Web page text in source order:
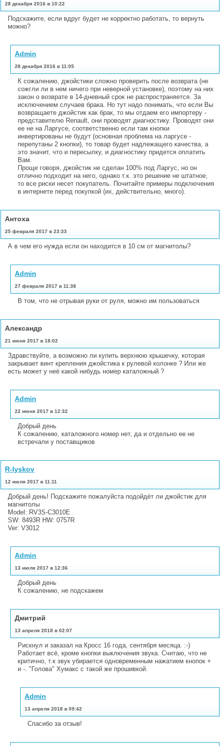
28 декабря 2016 в 10:22
Подскажите, если вдруг будет не корректно работать, то вернуть
можно?
Admin
28 декабря 2016 в 11:05
К сожалению, джойстики сложно проверить после возврата (не
сожгли ли в нем ничего при неверной установке), поэтому на них
закон о возврате в 14-дневный срок не распространяется. За
исключением случаев брака. Но тут надо понимать, что если Вы
возвращаете джойстик как брак, то мы отдаем его импортеру -
представителю Renault, они проводят диагностику. Проводят они
ее не на Ларгусе, соответственно если там кнопки
инвертированы не будут (основная проблема на ларгусе -
перепутаны 2 кнопки), то товар будет надлежащего качества, а
это значит, что и пересылку, и диагностику придется оплатить
Вам.
Проще говоря, джойстик не сделан 100% под Ларгус, но он
отлично подходит на него, однако т.к. это решение не штатное,
то все риски несет покупатель. Почитайте примеры подключения
в интернете перед покупкой (их, действительно, много).
Антоха
25 февраля 2017 в 23:33
А в чем его нужда если он находится в 10 см от магнитолы?
Admin
27 февраля 2017 в 11:38
В том, что не отрывая руки от руля, можно им пользоваться
Александр
21 июня 2017 в 18:02
Здравствуйте, а возможно ли купить верхнюю крышечку, которая
закрывает винт крепления джойстика к рулевой колонке ? Или же
есть может у неё какой нибудь номер каталожный ?
Admin
22 июня 2017 в 12:32
Добрый день
К сожалению, каталожного номер нет, да и отдельно ее не
встречали у поставщиков
R-lyskov
12 июля 2017 в 11:11
Добрый день! Подскажите пожалуйста подойдёт ли джойстик для
магнитолы
Model: RV3S-C3010E
SW: 8493R HW: 0757R
Ver: V3012
Admin
13 июля 2017 в 12:36
Добрый день
К сожалению, не подскажем
Дмитрий
13 апреля 2018 в 02:07
Рискнул и заказал на Кросс 16 года, сентября месяца. :-)
Работает всё, кроме кнопки выключения звука. Считаю, что не
критично, т.к звук убирается одновременным нажатием кнопок +
и -. "Голова" Хумакс с такой же прошивкой.
Admin
13 апреля 2018 в 09:42
Спасибо за отзыв!